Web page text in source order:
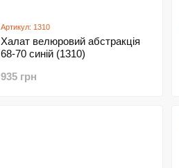
Артикул: 1310
Халат велюровий абстракція
68-70 синій (1310)
935 грн